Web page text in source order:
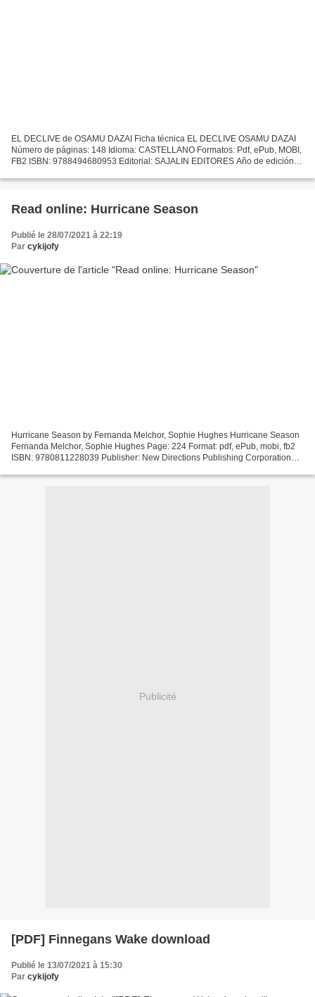
EL DECLIVE de OSAMU DAZAI Ficha técnica EL DECLIVE OSAMU DAZAI
Número de páginas: 148 Idioma: CASTELLANO Formatos: Pdf, ePub, MOBI,
FB2 ISBN: 9788494680953 Editorial: SAJALIN EDITORES Año de edición:
Read online: Hurricane Season
Publié le 28/07/2021 à 22:19
Par cykijofy
Hurricane Season by Fernanda Melchor, Sophie Hughes Hurricane Season
Fernanda Melchor, Sophie Hughes Page: 224 Format: pdf, ePub, mobi, fb2
ISBN: 9780811228039 Publisher: New Directions Publishing Corporation
Publicité
[PDF] Finnegans Wake download
Publié le 13/07/2021 à 15:30
Par cykijofy